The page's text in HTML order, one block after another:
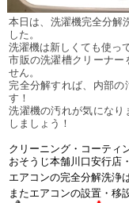
本日は、洗濯機完全分解
した。
洗濯機は新しくても使っ
市販の洗濯槽クリーナー
せん。
完全分解すれば、内部の
す！
洗濯機の汚れが気になり
しましょう！
クリーニング・コーティ
おそうじ本舗川口安行店
エアコンの完全分解洗浄
またエアコンの設置・移